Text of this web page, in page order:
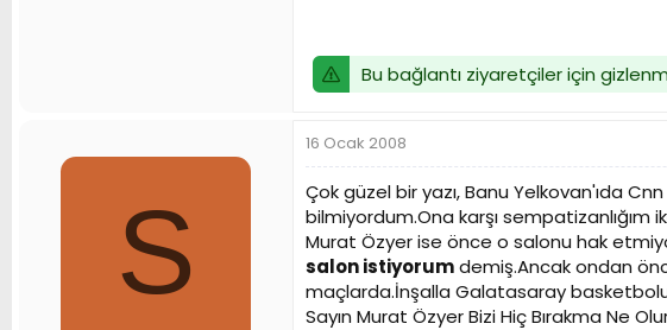
Bu bağlantı ziyaretçiler için
S
16 Ocak 2008
Çok güzel bir yazı, Banu Yelkovan'ıda
bilmiyordum.Ona karşı sempatizanlığım iki
Murat Özyer ise önce o salonu hak
salon istiyorumdemiş.Ancak ondan
maçlarda.İnşalla Galatasaray
Sayın Murat Özyer Bizi Hiç Bırakma Ne